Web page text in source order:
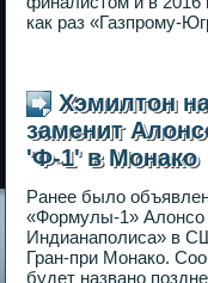
как раз «Газпрому-
Хэмилтон
заменит
'Ф-1' в Монако
Ранее было
«Формулы-1» Алонсо
Индианаполиса» в
Гран-при Монако.
будет названо